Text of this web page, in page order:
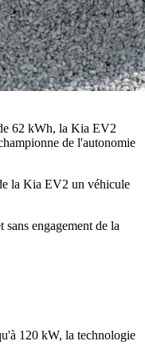
62 kWh, la Kia EV2
de l'autonomie
la Kia EV2 un véhicule
engagement de la
120 kW, la technologie